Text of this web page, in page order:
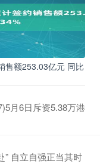
售额253.03亿元 同比
月6日斥资5.38万港
” 自立自强正当其时